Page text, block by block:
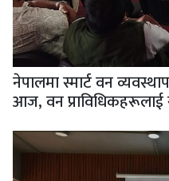
नेपालमा स्मार्ट वन
आज, वन प्राविधिकहरूलाई